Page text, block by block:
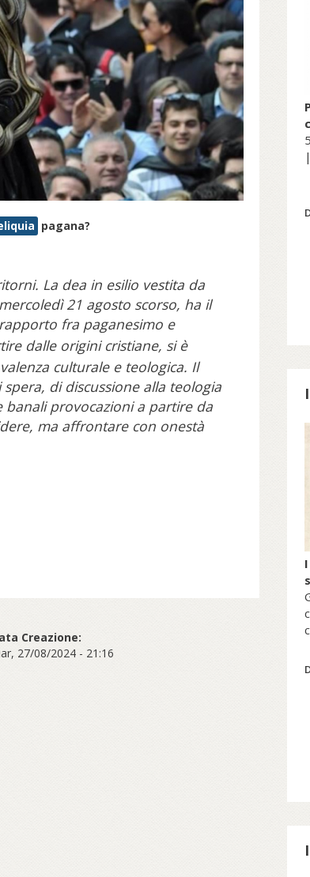
pagana?
La dea in esilio vestita da
21 agosto scorso, ha il
fra paganesimo e
dalle origini cristiane, si è
culturale e teologica. Il
di discussione alla teologia
banali provocazioni a partire da
ma affrontare con onestà
Creazione:
27/08/2024 - 21:16